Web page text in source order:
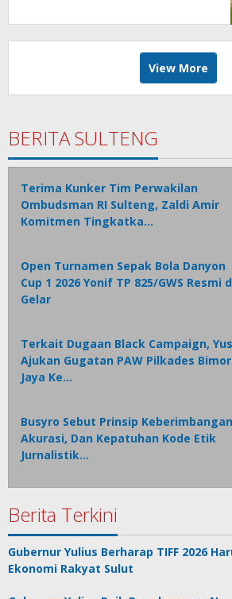
View More
BERITA SULTENG
Terima Kunker Tim Perwakilan
Ombudsman RI Sulteng, Zaldi Amir
Komitmen Tingkatka…
Open Turnamen Sepak Bola Danyon
Cup 1 2026 Yonif TP 825/GWS Resmi
Gelar
Terkait Dugaan Black Campaign,
Ajukan Gugatan PAW Pilkades Bimor
Jaya Ke…
Busyro Sebut Prinsip
Akurasi, Dan Kepatuhan Kode Etik
Jurnalistik…
Berita Terkini
Gubernur Yulius Berharap TIFF 2026
Ekonomi Rakyat Sulut